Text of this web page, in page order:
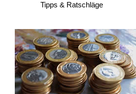
Tipps & Ratschläge